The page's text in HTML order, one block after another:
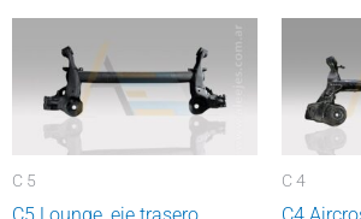
C 5 C 4